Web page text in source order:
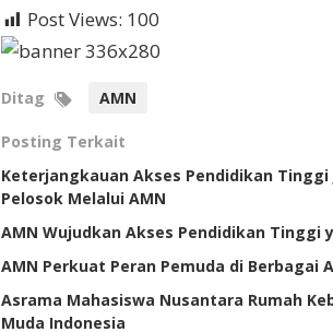
Post Views: 100
Ditag AMN
Posting Terkait
Keterjangkauan Akses Pendidikan
Pelosok Melalui AMN
AMN Wujudkan Akses Pendidikan Tinggi
AMN Perkuat Peran Pemuda di Berbagai
Asrama Mahasiswa Nusantara Rumah
Muda Indonesia